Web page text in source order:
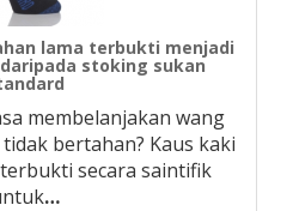
lama terbukti menjadi
stoking sukan
membelanjakan wang
bertahan? Kaus kaki
secara saintifik
…